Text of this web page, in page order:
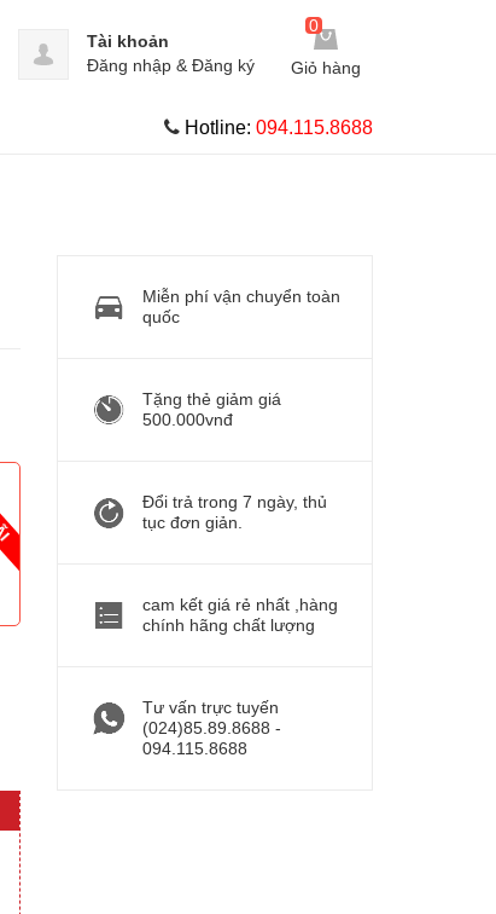
0
Giỏ hàng
Tài khoản
Đăng nhập & Đăng ký
Hotline: 094.115.8688
Miễn phí vận chuyển toàn
quốc
Tặng thẻ giảm giá
500.000vnđ
Đổi trả trong 7 ngày, thủ
tục đơn giản.
cam kết giá rẻ nhất ,hàng
chính hãng chất lượng
Tư vấn trực tuyến
(024)85.89.8688 -
094.115.8688